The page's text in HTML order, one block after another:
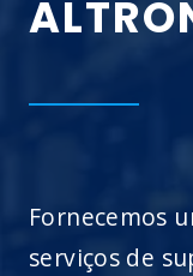
Fornecemos
serviços de